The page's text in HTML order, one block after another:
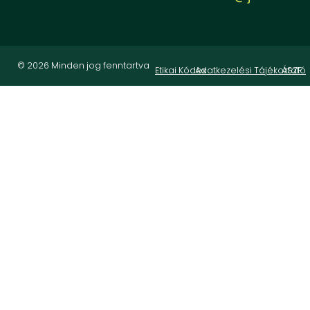
© 2026 Minden jog fenntartva Etikai KódexAdatkezelési Tájékoztató
ÁSZF